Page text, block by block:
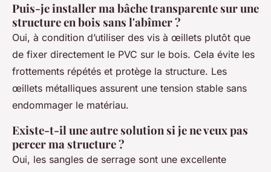
Puis-je installer ma bâche transparente sur une
structure en bois sans l'abîmer ?
Oui, à condition d’utiliser des vis à œillets plutôt que
de fixer directement le PVC sur le bois. Cela évite les
frottements répétés et protège la structure. Les
œillets métalliques assurent une tension stable sans
endommager le matériau.
Existe-t-il une autre solution si je ne veux pas
percer ma structure ?
Oui, les sangles de serrage sont une excellente